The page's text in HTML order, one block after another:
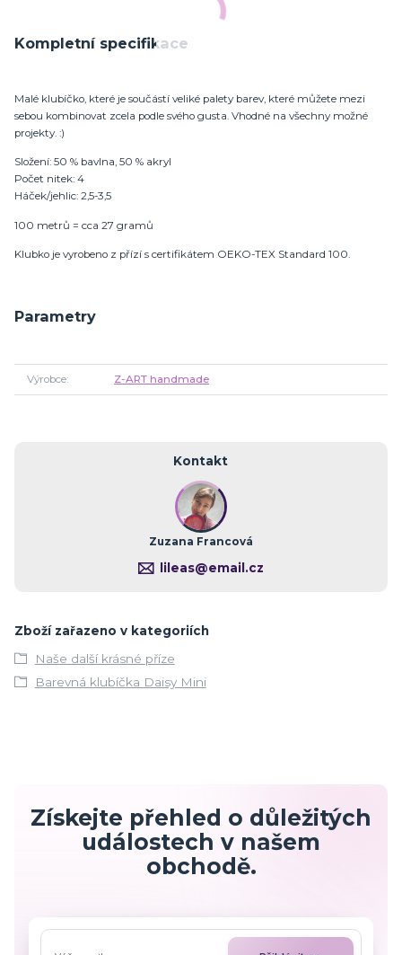
Kompletní specifikace
Malé klubíčko, které je součástí veliké palety barev, které můžete mezi
sebou kombinovat zcela podle svého gusta. Vhodné na všechny možné
projekty. :)
Složení: 50 % bavlna, 50 % akryl
Počet nitek: 4
Háček/jehlic: 2,5-3,5
100 metrů = cca 27 gramů
Klubko je vyrobeno z přízí s certifikátem OEKO-TEX Standard 100.
Parametry
Výrobce Z-ART handmade
Kontakt
Zuzana Francová
lileas@email.cz
Zboží zařazeno v kategoriích
Naše další krásné příze
Barevná klubíčka Daisy Mini
Získejte přehled o důležitých
událostech v našem
obchodě.